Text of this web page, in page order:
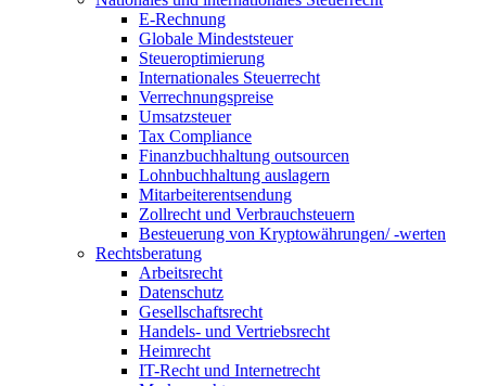
E-Rechnung
Globale Mindeststeuer
Steueroptimierung
Internationales Steuerrecht
Verrechnungspreise
Umsatzsteuer
Tax Compliance
Finanzbuchhaltung outsourcen
Lohnbuchhaltung auslagern
Mitarbeiterentsendung
Zollrecht und Verbrauchsteuern
Besteuerung von Kryptowährungen/ -werten
Rechtsberatung
Arbeitsrecht
Datenschutz
Gesellschaftsrecht
Handels- und Vertriebsrecht
Heimrecht
IT-Recht und Internetrecht